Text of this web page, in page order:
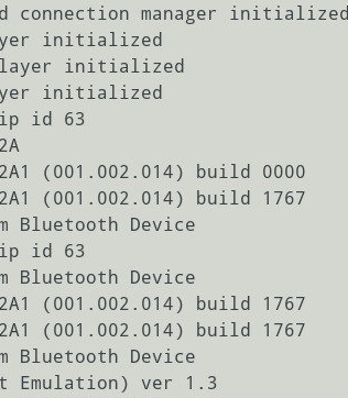
connection manager initialized
initialized
layer initialized
initialized
id 63
(001.002.014) build 0000
(001.002.014) build 1767
Bluetooth Device
id 63
Bluetooth Device
(001.002.014) build 1767
(001.002.014) build 1767
Bluetooth Device
Emulation) ver 1.3